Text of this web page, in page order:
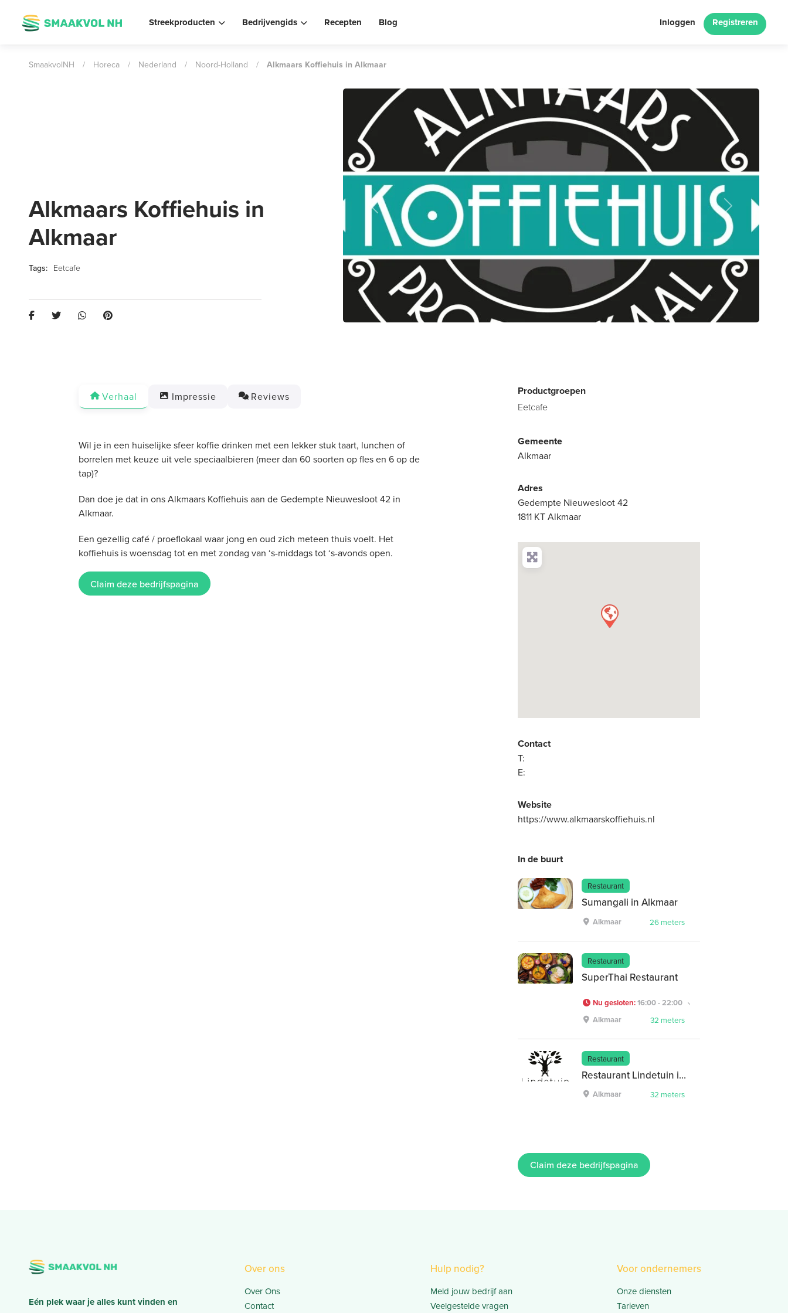
Streekproducten Bedrijvengids Recepten Blog Inloggen Registreren
SmaakvolNH / Horeca / Nederland / Noord-Holland / Alkmaars Koffiehuis in Alkmaar
Alkmaars Koffiehuis in
Alkmaar
Eetcafe
Previous Next
Verhaal Impressie Reviews
Wil je in een huiselijke sfeer koffie drinken met een lekker stuk taart, lunchen of
borrelen met keuze uit vele speciaalbieren (meer dan 60 soorten op fles en 6 op de
tap)?
Dan doe je dat in ons Alkmaars Koffiehuis aan de Gedempte Nieuwesloot 42 in
Alkmaar.
Een gezellig café / proeflokaal waar jong en oud zich meteen thuis voelt. Het
koffiehuis is woensdag tot en met zondag van ‘s-middags tot ‘s-avonds open.
Claim deze bedrijfspagina
Productgroepen
Eetcafe
Gemeente
Alkmaar
Adres
Gedempte Nieuwesloot 42
1811 KT Alkmaar
Contact
T:
E:
Website
https://www.alkmaarskoffiehuis.nl
In de buurt
Restaurant
Sumangali in Alkmaar
Alkmaar 26 meters
Restaurant
SuperThai Restaurant
Nu gesloten:16:00 - 22:00
Alkmaar
32 meters
Restaurant
Restaurant Lindetuin in Alkmaar
Alkmaar 32 meters
Claim deze bedrijfspagina
Eén plek waar je alles kunt vinden en
Over ons
Over Ons
Contact
Hulp nodig?
Meld jouw bedrijf aan
Veelgestelde vragen
Voor ondernemers
Onze diensten
Tarieven